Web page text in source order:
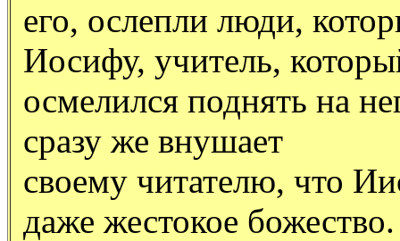
его, ослепли люди,
Иосифу, учитель,
осмелился поднять на
сразу же внушает
своему читателю, что
даже жестокое божество.